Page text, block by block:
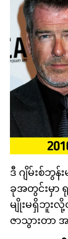
ဒီ ဂျိမ်းစ်ဘွန်
ခုအတွင်းမှာ
မျိုးမရှိဘူး
ဇာသွားတာ အ